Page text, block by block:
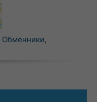
Обменники,